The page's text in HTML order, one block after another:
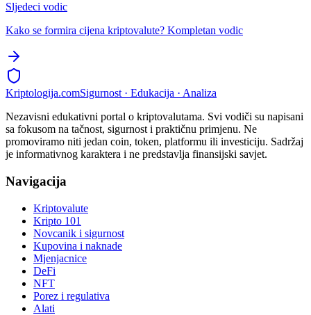
Sljedeci vodic
Kako se formira cijena kriptovalute? Kompletan vodic
Kriptologija.comSigurnost · Edukacija · Analiza
Nezavisni edukativni portal o kriptovalutama. Svi vodiči su napisani
sa fokusom na tačnost, sigurnost i praktičnu primjenu. Ne
promoviramo niti jedan coin, token, platformu ili investiciju. Sadržaj
je informativnog karaktera i ne predstavlja finansijski savjet.
Navigacija
Kriptovalute
Kripto 101
Novcanik i sigurnost
Kupovina i naknade
Mjenjacnice
DeFi
NFT
Porez i regulativa
Alati